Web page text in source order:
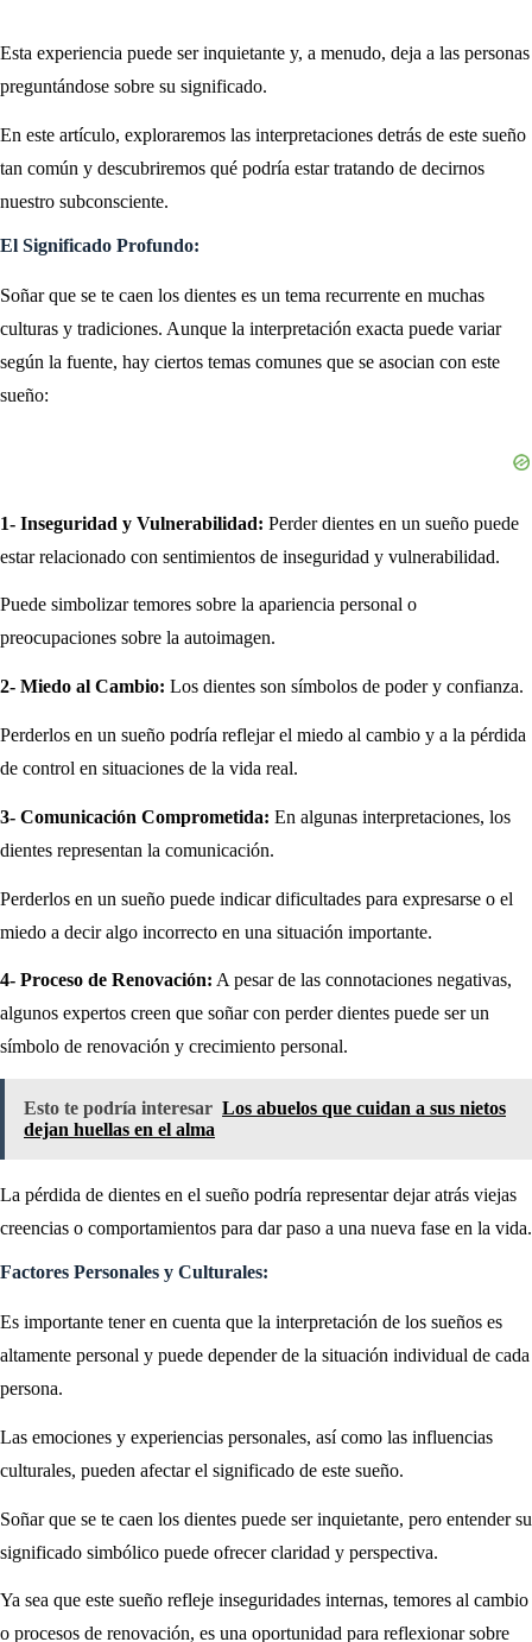
Esta experiencia puede ser inquietante y, a menudo, deja a las personas
preguntándose sobre su significado.
En este artículo, exploraremos las interpretaciones detrás de este sueño
tan común y descubriremos qué podría estar tratando de decirnos
nuestro subconsciente.
El Significado Profundo:
Soñar que se te caen los dientes es un tema recurrente en muchas
culturas y tradiciones. Aunque la interpretación exacta puede variar
según la fuente, hay ciertos temas comunes que se asocian con este
sueño:
1- Inseguridad y Vulnerabilidad: Perder dientes en un sueño puede
estar relacionado con sentimientos de inseguridad y vulnerabilidad.
Puede simbolizar temores sobre la apariencia personal o
preocupaciones sobre la autoimagen.
2- Miedo al Cambio: Los dientes son símbolos de poder y confianza.
Perderlos en un sueño podría reflejar el miedo al cambio y a la pérdida
de control en situaciones de la vida real.
3- Comunicación Comprometida: En algunas interpretaciones, los
dientes representan la comunicación.
Perderlos en un sueño puede indicar dificultades para expresarse o el
miedo a decir algo incorrecto en una situación importante.
4- Proceso de Renovación: A pesar de las connotaciones negativas,
algunos expertos creen que soñar con perder dientes puede ser un
símbolo de renovación y crecimiento personal.
Esto te podría interesar Los abuelos que cuidan a sus nietos
dejan huellas en el alma
La pérdida de dientes en el sueño podría representar dejar atrás viejas
creencias o comportamientos para dar paso a una nueva fase en la vida.
Factores Personales y Culturales:
Es importante tener en cuenta que la interpretación de los sueños es
altamente personal y puede depender de la situación individual de cada
persona.
Las emociones y experiencias personales, así como las influencias
culturales, pueden afectar el significado de este sueño.
Soñar que se te caen los dientes puede ser inquietante, pero entender su
significado simbólico puede ofrecer claridad y perspectiva.
Ya sea que este sueño refleje inseguridades internas, temores al cambio
o procesos de renovación, es una oportunidad para reflexionar sobre